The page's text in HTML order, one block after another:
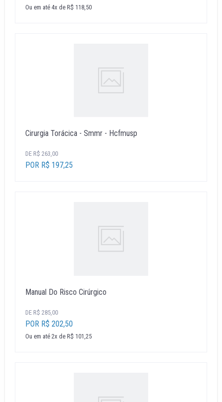
Ou em até 4x de R$ 118,50
Cirurgia Torácica - Smmr - Hcfmusp
DE R$ 263,00
POR R$ 197,25
Manual Do Risco Cirúrgico
DE R$ 285,00
POR R$ 202,50
Ou em até 2x de R$ 101,25